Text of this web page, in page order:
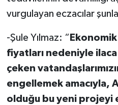
vurgulayan eczacılar
-Şule Yılmaz: “ Ekonomik
fiyatları nedeniyle
çeken
engellemek amacıyla,
olduğu bu yeni projeyi